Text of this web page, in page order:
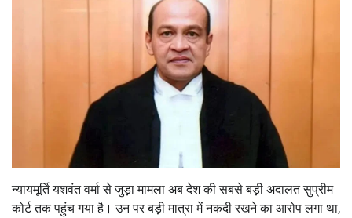
न्यायमूर्ति यशवंत वर्मा से जुड़ा मामला अब देश की सबसे बड़ी अदालत सुप्रीम
कोर्ट तक पहुंच गया है। उन पर बड़ी मात्रा में नकदी रखने का आरोप लगा था,